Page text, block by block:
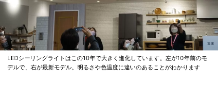
LEDシーリングライトはこの10年で大きく進化しています。左が10年前のモ
デルで、右が最新モデル。明るさや色温度に違いのあることがわかります